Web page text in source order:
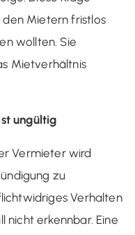
Mietern fristlos
wollten. Sie
Mietverhältnis
ungültig
Vermieter wird
zu
Verhalten
nicht erkennbar. Eine